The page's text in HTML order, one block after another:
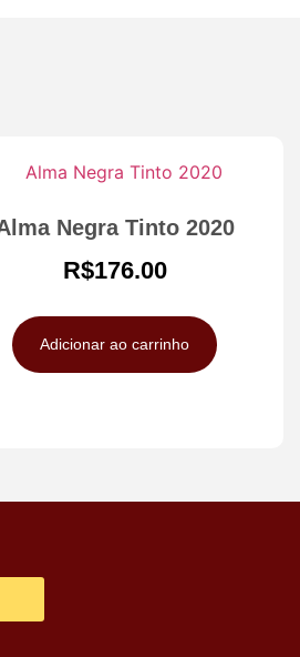
Negra Tinto 2020
R$176.00
Adicionar ao carrinho